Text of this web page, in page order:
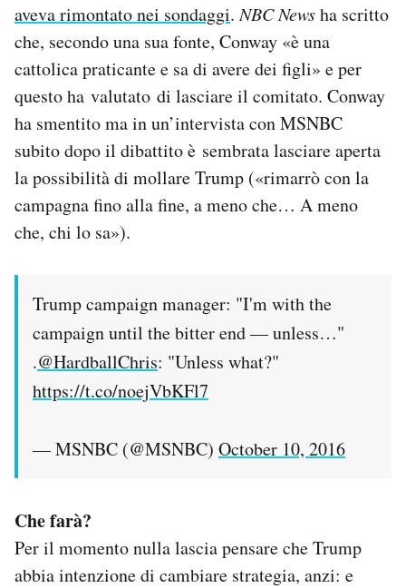
aveva rimontato nei sondaggi.NBC Newsha scritto
che, secondo una sua fonte, Conway «è una
cattolica praticante e sa di avere dei figli» e per
questo ha valutato di lasciare il comitato. Conway
ha smentito ma in un’intervista con MSNBC
subito dopo il dibattito è sembrata lasciare aperta
la possibilità di mollare Trump («rimarrò con la
campagna fino alla fine, a meno che… A meno
che, chi lo sa»).
Trump campaign manager: "I'm with the
campaign until the bitter end — unless…"
.@HardballChris: "Unless what?"
https://t.co/noejVbKFl7
— MSNBC (@MSNBC) October 10, 2016
Che farà?
Per il momento nulla lascia pensare che Trump
abbia intenzione di cambiare strategia, anzi: e